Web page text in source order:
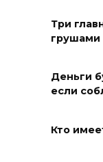
09
Три
грушами
Деньги
если
Кто